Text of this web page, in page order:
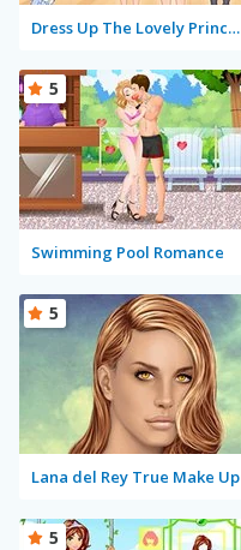
Dress Up The Lovely Princess
Swimming Pool Romance
5
Lana del Rey True Make Up
5
5